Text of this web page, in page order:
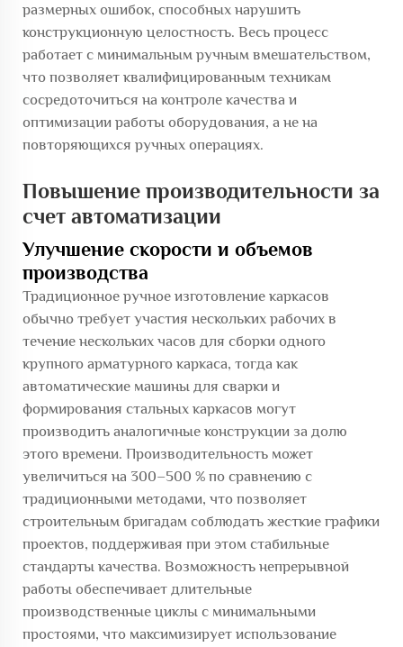
размерных ошибок, способных нарушить
конструкционную целостность. Весь процесс
работает с минимальным ручным вмешательством,
что позволяет квалифицированным техникам
сосредоточиться на контроле качества и
оптимизации работы оборудования, а не на
повторяющихся ручных операциях.
Повышение производительности за
счет автоматизации
Улучшение скорости и объемов
производства
Традиционное ручное изготовление каркасов
обычно требует участия нескольких рабочих в
течение нескольких часов для сборки одного
крупного арматурного каркаса, тогда как
автоматические машины для сварки и
формирования стальных каркасов могут
производить аналогичные конструкции за долю
этого времени. Производительность может
увеличиться на 300–500 % по сравнению с
традиционными методами, что позволяет
строительным бригадам соблюдать жесткие графики
проектов, поддерживая при этом стабильные
стандарты качества. Возможность непрерывной
работы обеспечивает длительные
производственные циклы с минимальными
простоями, что максимизирует использование